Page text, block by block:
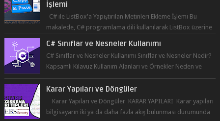
makalede, C# programlama dili kullanılarak ListBox üzerine
yapıştırılan metin...
C# Sınıflar ve Nesneler Kullanımı
C# Sınıflar ve Nesneler Kullanımı Sınıflar ve Nesneler Nedir?
Kapsamlı Kılavuz Kullanım Alanları ve Örnekler Neden ve
Nasıl ...
Karar Yapıları ve Döngüler
Karar Yapıları ve Döngüler KARAR YAPILARI Karar yapıları
bilgisayarın iki ya da daha fazla akış bulunması durumunda
seçim yapabilmesin...
POPÜLER YAYINLAR